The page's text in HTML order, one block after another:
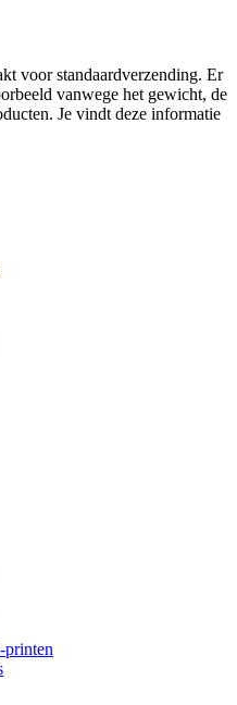
voor standaardverzending. Er
vanwege het gewicht, de
Je vindt deze informatie
printen